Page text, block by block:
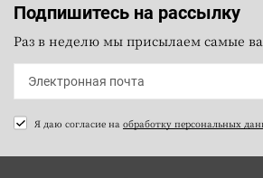
Подпишитесь на рассылку
Раз в неделю мы присылаем самые
Я даю согласие на обработку персональных